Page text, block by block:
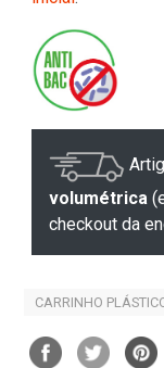
volumétrica
checkout da
CARRINHO